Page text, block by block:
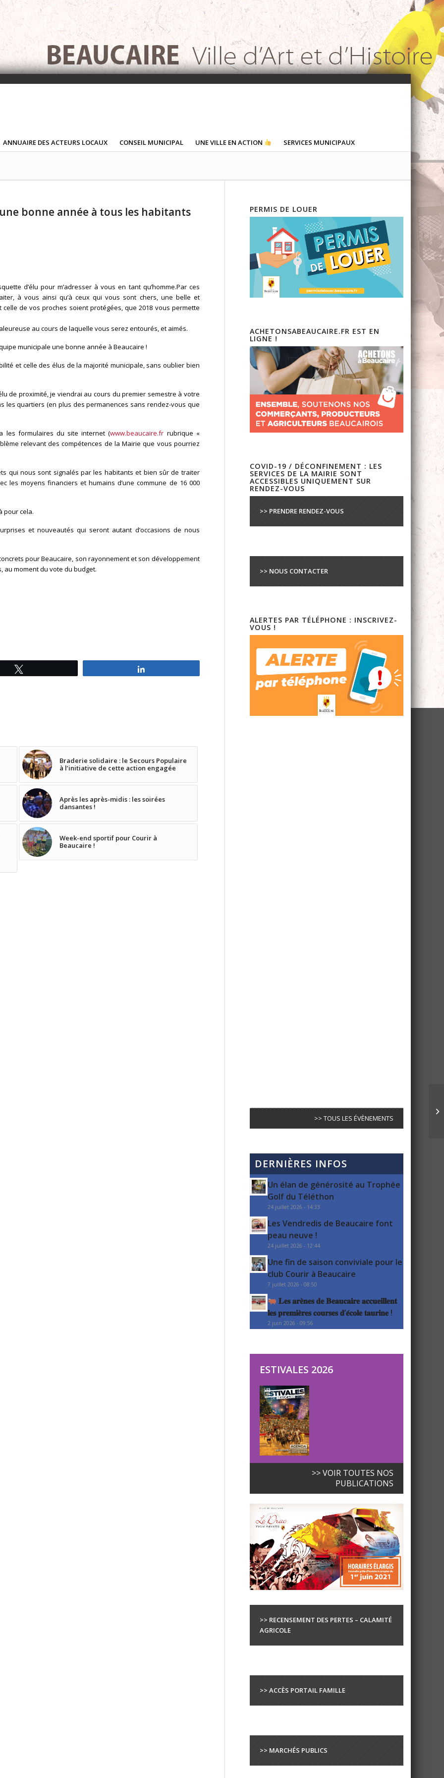
ANNUAIRE DES ACTEURS LOCAUX CONSEIL MUNICIPAL UNE VILLE EN ACTION SERVICES MUNICIPAUX
bonne année à tous les habitants
d’élu pour m’adresser à vous en tant qu’homme.Par ces
à vous ainsi qu’à ceux qui vous sont chers, une belle et
de vos proches soient protégées, que 2018 vous permette
au cours de laquelle vous serez entourés, et aimés.
municipale une bonne année à Beaucaire !
et celle des élus de la majorité municipale, sans oublier bien
de proximité, je viendrai au cours du premier semestre à votre
les quartiers (en plus des permanences sans rendez-vous que
les formulaires du site internet (www.beaucaire.fr rubrique «
relevant des compétences de la Mairie que vous pourriez
qui nous sont signalés par les habitants et bien sûr de traiter
les moyens financiers et humains d’une commune de 16 000
pour cela.
et nouveautés qui seront autant d’occasions de nous
pour Beaucaire, son rayonnement et son développement
moment du vote du budget.
Braderie solidaire : le Secours Populaire
à l’initiative de cette action engagée
Après les après-midis : les soirées
dansantes !
Week-end sportif pour Courir à
Beaucaire !
PERMIS DE LOUER
ACHETONSABEAUCAIRE.FR EST EN
LIGNE !
COVID-19 / DÉCONFINEMENT : LES
SERVICES DE LA MAIRIE SONT
ACCESSIBLES UNIQUEMENT SUR
RENDEZ-VOUS
>> PRENDRE RENDEZ-VOUS
>> NOUS CONTACTER
ALERTES PAR TÉLÉPHONE : INSCRIVEZ-
VOUS !
>> TOUS LES ÉVÈNEMENTS
DERNIÈRES INFOS
Un élan de générosité au Trophée
Golf du Téléthon
24 juillet 2026 - 14:33
Les Vendredis de Beaucaire font
peau neuve !
24 juillet 2026 - 12:44
Une fin de saison conviviale pour le
club Courir à Beaucaire
7 juillet 2026 - 08:50
𝐋𝐞𝐬 𝐚𝐫𝐞̀𝐧𝐞𝐬 𝐝𝐞 𝐁𝐞𝐚𝐮𝐜𝐚𝐢𝐫𝐞 𝐚𝐜𝐜𝐮𝐞𝐢𝐥𝐥𝐞𝐧𝐭
𝐥𝐞𝐬 𝐩𝐫𝐞𝐦𝐢𝐞̀𝐫𝐞𝐬 𝐜𝐨𝐮𝐫𝐬𝐞𝐬 𝐝’𝐞́𝐜𝐨𝐥𝐞 𝐭𝐚𝐮𝐫𝐢𝐧𝐞 !
2 juin 2026 - 09:56
ESTIVALES 2026
>> VOIR TOUTES NOS
PUBLICATIONS
>> RECENSEMENT DES PERTES – CALAMITÉ
AGRICOLE
>> ACCÈS PORTAIL FAMILLE
>> MARCHÉS PUBLICS